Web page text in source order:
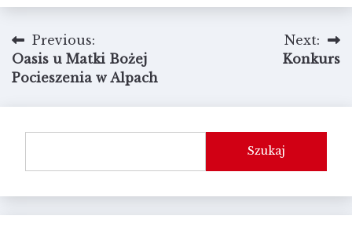
Nawigacja
wpisu
Previous:
Oasis u Matki Bożej
Pocieszenia w Alpach
Next:
Konkurs
Szukaj